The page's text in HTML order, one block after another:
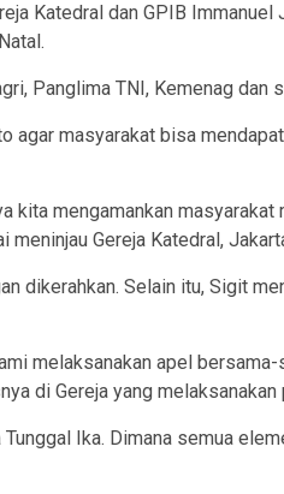
Katedral dan GPIB
Panglima TNI, Kemenag dan
masyarakat bisa
mengamankan
meninjau Gereja Katedral,
dikerahkan. Selain itu, Sigit
melaksanakan apel
di Gereja yang melaksanakan
Ika. Dimana semua